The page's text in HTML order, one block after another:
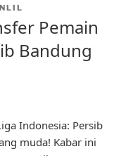
Pemain
Bandung
Indonesia: Persib
muda! Kabar ini